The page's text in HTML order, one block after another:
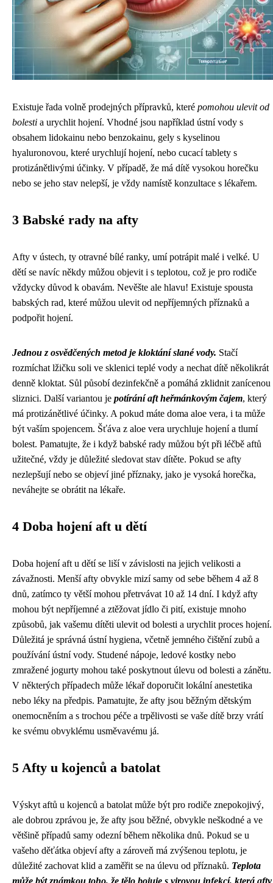
Existuje řada volně prodejných přípravků, které pomohou ulevit od
bolesti a urychlit hojení. Vhodné jsou například ústní vody s
obsahem lidokainu nebo benzokainu, gely s kyselinou
hyaluronovou, které urychlují hojení, nebo cucací tablety s
protizánětlivými účinky. V případě, že má dítě vysokou horečku
nebo se jeho stav nelepší, je vždy namístě konzultace s lékařem.
3 Babské rady na afty
Afty v ústech, ty otravné bílé ranky, umí potrápit malé i velké. U
dětí se navíc někdy můžou objevit i s teplotou, což je pro rodiče
vždycky důvod k obavám. Nevěšte ale hlavu! Existuje spousta
babských rad, které můžou ulevit od nepříjemných příznaků a
podpořit hojení.
Jednou z osvědčených metod je kloktání slané vody. Stačí
rozmíchat lžičku soli ve sklenici teplé vody a nechat dítě několikrát
denně kloktat. Sůl působí dezinfekčně a pomáhá zklidnit zanícenou
sliznici. Další variantou je potírání aft heřmánkovým čajem, který
má protizánětlivé účinky. A pokud máte doma aloe vera, i ta může
být vaším spojencem. Šťáva z aloe vera urychluje hojení a tlumí
bolest. Pamatujte, že i když babské rady můžou být při léčbě aftů
užitečné, vždy je důležité sledovat stav dítěte. Pokud se afty
nezlepšují nebo se objeví jiné příznaky, jako je vysoká horečka,
neváhejte se obrátit na lékaře.
4 Doba hojení aft u dětí
Doba hojení aft u dětí se liší v závislosti na jejich velikosti a
závažnosti. Menší afty obvykle mizí samy od sebe během 4 až 8
dnů, zatímco ty větší mohou přetrvávat 10 až 14 dní. I když afty
mohou být nepříjemné a ztěžovat jídlo či pití, existuje mnoho
způsobů, jak vašemu dítěti ulevit od bolesti a urychlit proces hojení.
Důležitá je správná ústní hygiena, včetně jemného čištění zubů a
používání ústní vody. Studené nápoje, ledové kostky nebo
zmražené jogurty mohou také poskytnout úlevu od bolesti a zánětu.
V některých případech může lékař doporučit lokální anestetika
nebo léky na předpis. Pamatujte, že afty jsou běžným dětským
onemocněním a s trochou péče a trpělivosti se vaše dítě brzy vrátí
ke svému obvyklému usměvavému já.
5 Afty u kojenců a batolat
Výskyt aftů u kojenců a batolat může být pro rodiče znepokojivý,
ale dobrou zprávou je, že afty jsou běžné, obvykle neškodné a ve
většině případů samy odezní během několika dnů. Pokud se u
vašeho děťátka objeví afty a zároveň má zvýšenou teplotu, je
důležité zachovat klid a zaměřit se na úlevu od příznaků. Teplota
může být známkou toho, že tělo bojuje s virovou infekcí, která afty